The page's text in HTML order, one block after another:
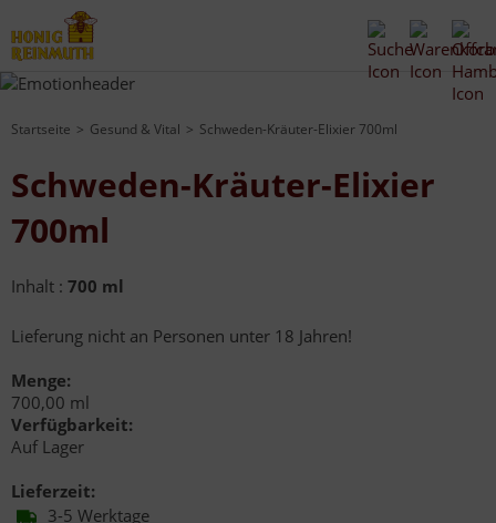
Startseite Gesund & Vital Schweden-Kräuter-Elixier 700ml
Schweden-Kräuter-Elixier
700ml
Inhalt : 700 ml
Lieferung nicht an Personen unter 18 Jahren!
Menge:
700,00 ml
Verfügbarkeit:
Auf Lager
Lieferzeit:
3-5 Werktage